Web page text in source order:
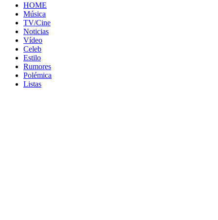
HOME
Música
TV/Cine
Noticias
Vídeo
Celeb
Estilo
Rumores
Polémica
Listas